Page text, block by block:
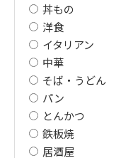
丼もの
洋食
イタリアン
中華
そば・うどん
パン
とんかつ
鉄板焼
居酒屋